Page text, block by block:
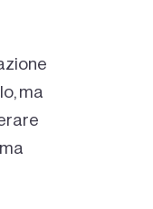
ma